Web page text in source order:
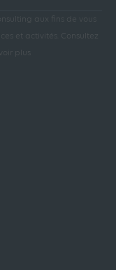
aux fins de vous
et activités.
Consultez
plus